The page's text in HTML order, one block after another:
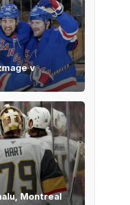
v
Montreal